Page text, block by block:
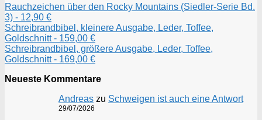
Rauchzeichen über den Rocky Mountains (Siedler-Serie Bd.
3) - 12,90 €
Schreibrandbibel, kleinere Ausgabe, Leder, Toffee,
Goldschnitt - 159,00 €
Schreibrandbibel, größere Ausgabe, Leder, Toffee,
Goldschnitt - 169,00 €
Neueste Kommentare
Andreas zu Schweigen ist auch eine Antwort
29/07/2026